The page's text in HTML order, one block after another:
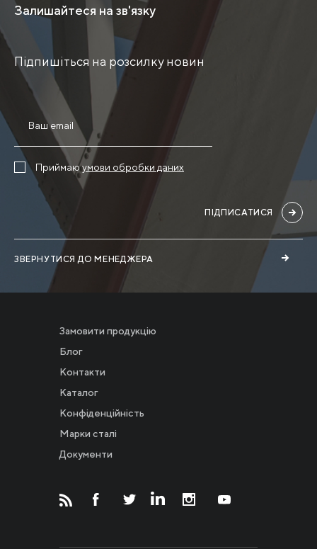
Залишайтеся на зв'язку
Підпишіться на розсилку новин
ЗВЕРНУТИСЯ ДО МЕНЕДЖЕРА
Приймаюумови обробки даних
ПІДПИСАТИСЯ
Замовити продукцію
Блог
Контакти
Каталог
Конфіденційність
Марки сталі
Документи
Новости
Инвесторам